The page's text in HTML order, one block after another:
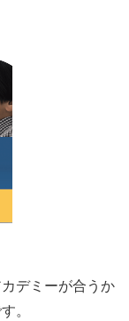
デミーが合うか
。